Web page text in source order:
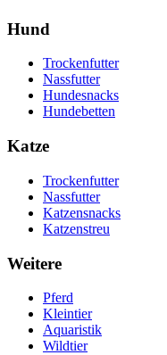
Hund
Trockenfutter
Nassfutter
Hundesnacks
Hundebetten
Katze
Trockenfutter
Nassfutter
Katzensnacks
Katzenstreu
Weitere
Pferd
Kleintier
Aquaristik
Wildtier